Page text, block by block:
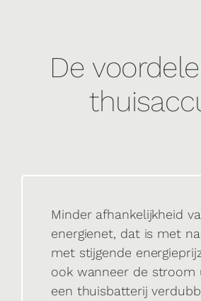
De
Minder afhankelijkheid
energienet, dat is met
met stijgende
ook wanneer de stroom
een thuisbatterij